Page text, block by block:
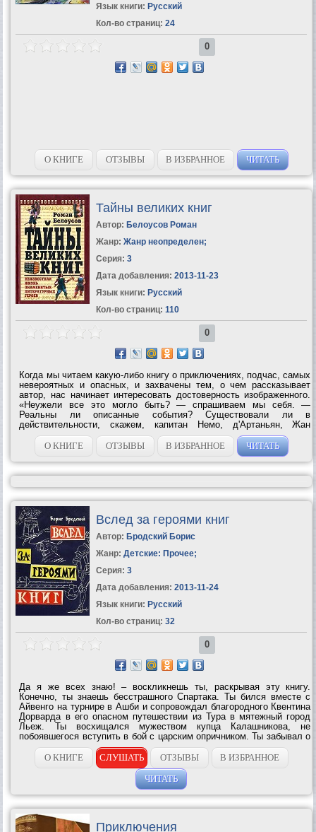
Язык книги: Русский
Кол-во страниц: 24
0
О КНИГЕ ОТЗЫВЫ В ИЗБРАННОЕ ЧИТАТЬ
Тайны великих книг
Автор: Белоусов Роман
Жанр: Жанр неопределен;
Серия: 3
Дата добавления: 2013-11-23
Язык книги: Русский
Кол-во страниц: 110
0
Когда мы читаем какую-либо книгу о приключениях, подчас, самых
невероятных и опасных, и захвачены тем, о чем рассказывает
автор, нас начинает интересовать достоверность изображенного.
«Неужели все это могло быть? — спрашиваем мы себя. —
Реальны ли описанные события? Существовали ли в
действительности, скажем, капитан Немо, д'Артаньян, Жан
Вальжан, Мюнхгаузен, Тартарен?..» Ответ на эти вопросы и даст
книга, которую вы держите в руках....
О КНИГЕ ОТЗЫВЫ В ИЗБРАННОЕ ЧИТАТЬ
Вслед за героями книг
Автор: Бродский Борис
Жанр: Детские: Прочее;
Серия: 3
Дата добавления: 2013-11-24
Язык книги: Русский
Кол-во страниц: 32
0
Да я же всех знаю! – воскликнешь ты, раскрывая эту книгу.
Конечно, ты знаешь бесстрашного Спартака. Ты бился вместе с
Айвенго на турнире в Ашби и сопровождал благородного Квентина
Дорварда в его опасном путешествии из Тура в мятежный город
Льеж. Ты восхищался мужеством купца Калашникова, не
побоявшегося вступить в бой с царским опричником. Ты забывал о
времени, следя за необыкновенными приключениями отважных
мушкетёров. . . Итак, все...
О КНИГЕ СЛУШАТЬ ОТЗЫВЫ
В ИЗБРАННОЕ
ЧИТАТЬ
Приключения